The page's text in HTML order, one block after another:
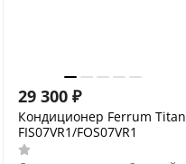
29 300 ₽
Кондиционер Ferrum Titan
FIS07VR1/FOS07VR1